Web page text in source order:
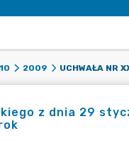
2009
z dnia 29